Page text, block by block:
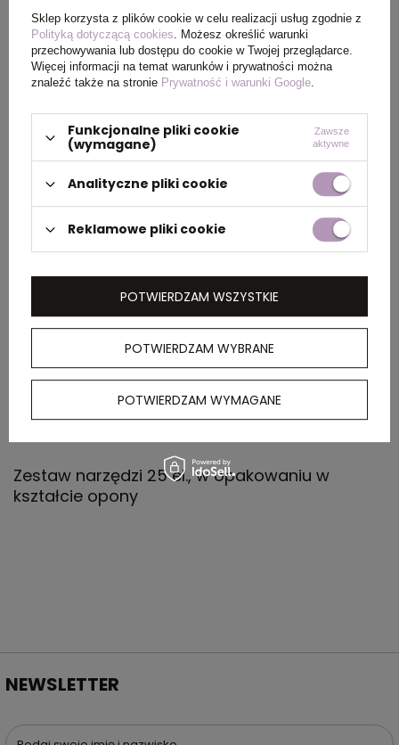
produktu
Waga
produktu (g)
610
PAKOWANIE
Wymiary
kartonu
zewnętrznego
40 x 34,5 x 35 cm
Waga
16
Zestaw narzędzi 25 el., w opakowaniu w
kształcie opony
NEWSLETTER
Sklep korzysta z plików cookie w celu realizacji usług zgodnie z
Polityką dotyczącą cookies. Możesz określić warunki
przechowywania lub dostępu do cookie w Twojej przeglądarce.
Więcej informacji na temat warunków i prywatności można
znaleźć także na stronie Prywatność i warunki Google.
Funkcjonalne pliki cookie
(wymagane)
Zawsze
aktywne
Analityczne pliki cookie
Reklamowe pliki cookie
POTWIERDZAM WYBRANE
POTWIERDZAM WYMAGANE
POTWIERDZAM WSZYSTKIE